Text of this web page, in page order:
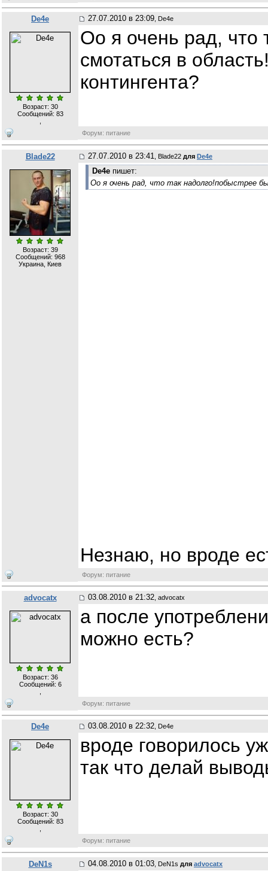
De4e 27.07.2010 в 23:09 , De4e
Возраст: 30
Сообщений: 83
Оо я очень рад, что
смотаться в
контингента?
Форум: питание
Blade22 27.07.2010 в 23:41 , Blade22 для De4e
Возраст: 39
Сообщений: 968
Украина, Киев
De4eпишет:
Оо я очень рад, что так надолго!побыстрее
Незнаю, но вроде
Форум: питание
advocatx 03.08.2010 в 21:32 , advocatx
Возраст: 36
Сообщений: 6
а после
можно есть?
Форум: питание
De4e 03.08.2010 в 22:32 , De4e
Возраст: 30
Сообщений: 83
вроде говорилось
так что делай
Форум: питание
DeN1s 04.08.2010 в 01:03 , DeN1s для advocatx